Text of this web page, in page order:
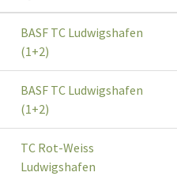
BASF TC Ludwigshafen
(1+2)
BASF TC Ludwigshafen
(1+2)
TC Rot-Weiss
Ludwigshafen